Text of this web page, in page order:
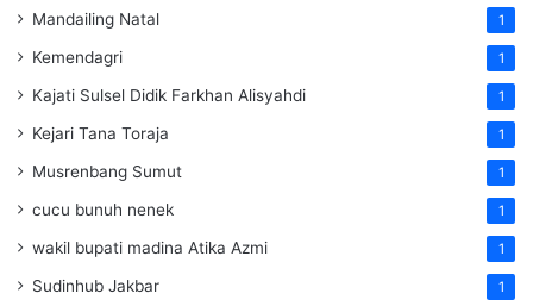
Mandailing Natal 1
Kemendagri 1
Kajati Sulsel Didik Farkhan Alisyahdi 1
Kejari Tana Toraja 1
Musrenbang Sumut 1
cucu bunuh nenek 1
wakil bupati madina Atika Azmi 1
Sudinhub Jakbar 1